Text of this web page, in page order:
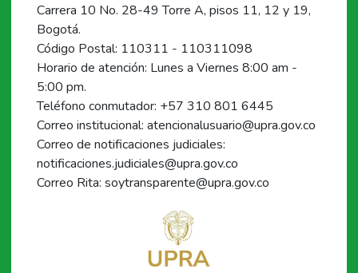
Carrera 10 No. 28-49 Torre A, pisos 11, 12 y 19,
Bogotá.
Código Postal: 110311 - 110311098
Horario de atención: Lunes a Viernes 8:00 am -
5:00 pm.
Teléfono conmutador: +57 310 801 6445
Correo institucional: atencionalusuario@upra.gov.co
Correo de notificaciones judiciales:
notificaciones.judiciales@upra.gov.co
Correo Rita: soytransparente@upra.gov.co